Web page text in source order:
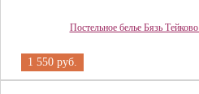
Постельное белье Бязь
1 550 руб.